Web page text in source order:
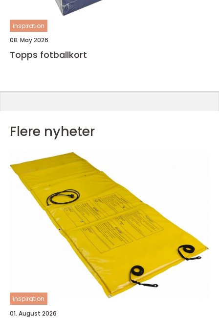
inspiration
08. May 2026
Topps fotballkort
Flere nyheter
inspiration
01. August 2026